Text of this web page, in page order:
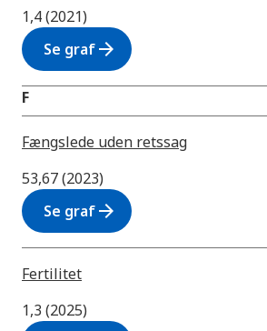
1,4 (2021)
Se grafarrow_forward
F
Fængslede uden retssag
53,67 (2023)
Se grafarrow_forward
Fertilitet
1,3 (2025)